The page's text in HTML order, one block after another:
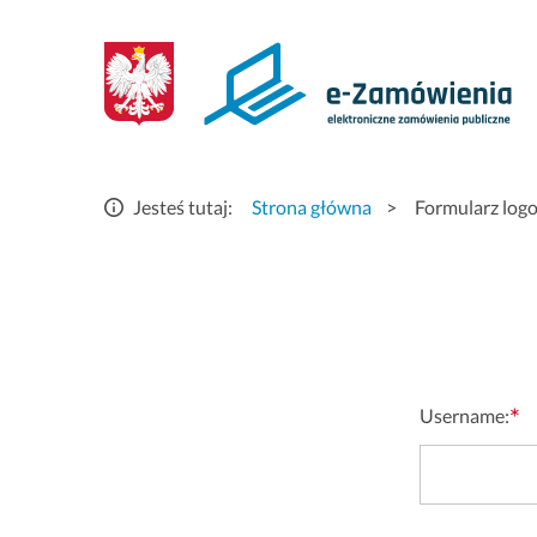
eZamówienia
elektroniczne
Jesteś tutaj: Strona główna > Formularz
Username:*